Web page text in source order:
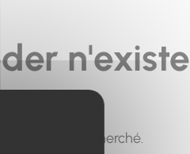
n'existe
le contenu recherché.